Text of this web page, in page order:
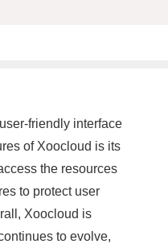
friendly interface
of Xoocloud is its
the resources
to protect user
Xoocloud is
to evolve,